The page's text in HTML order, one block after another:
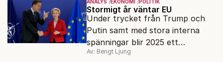
varelser, inte från rymden, utan
från det förflutna.
ANALYS EKONOMI POLITIK
Stormigt år väntar EU
Under trycket från Trump och
Putin samt med stora interna
spänningar blir 2025 ett
sanningens ögonblick för EU.
Av: Bengt Ljung